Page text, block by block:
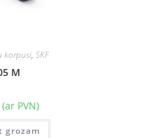
korpusi, SKF
M
(ar PVN)
grozam